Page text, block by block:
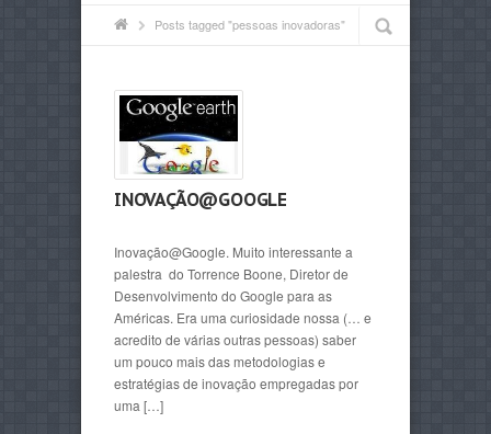
Posts tagged "pessoas inovadoras"
INOVAÇÃO@GOOGLE
Inovação@Google. Muito interessante a
palestra do Torrence Boone, Diretor de
Desenvolvimento do Google para as
Américas. Era uma curiosidade nossa (… e
acredito de várias outras pessoas) saber
um pouco mais das metodologias e
estratégias de inovação empregadas por
uma […]